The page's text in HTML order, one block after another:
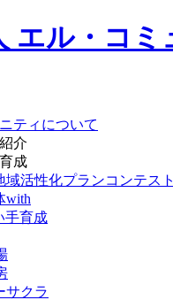
ティについて
介
成
域活性化プランコンテスト
with
手育成
サクラ